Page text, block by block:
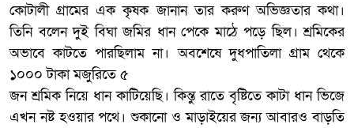
কোটালী গ্রামের এক কৃষক জানান তার করুণ অভিজ্ঞতার কথা।
তিনি বলেন দুই বিঘা জমির ধান পেকে মাঠে পড়ে ছিল। শ্রমিকের
অভাবে কাটতে পারছিলাম না। অবশেষে দুধপাতিলা গ্রাম থেকে
১০০০ টাকা মজুরিতে ৫
জন শ্রমিক নিয়ে ধান কাটিয়েছি। কিন্তু রাতে বৃষ্টিতে কাটা ধান ভিজে
এখন নষ্ট হওয়ার পথে। শুকানো ও মাড়াইয়ের জন্য আবারও বাড়তি